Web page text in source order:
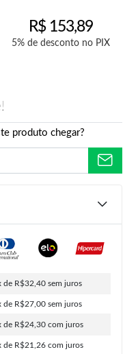
R$153,89
5% de desconto no PIX
produto chegar?
de R$32,40 sem juros
de R$27,00 sem juros
de R$24,30 com juros
de R$21,26 com juros